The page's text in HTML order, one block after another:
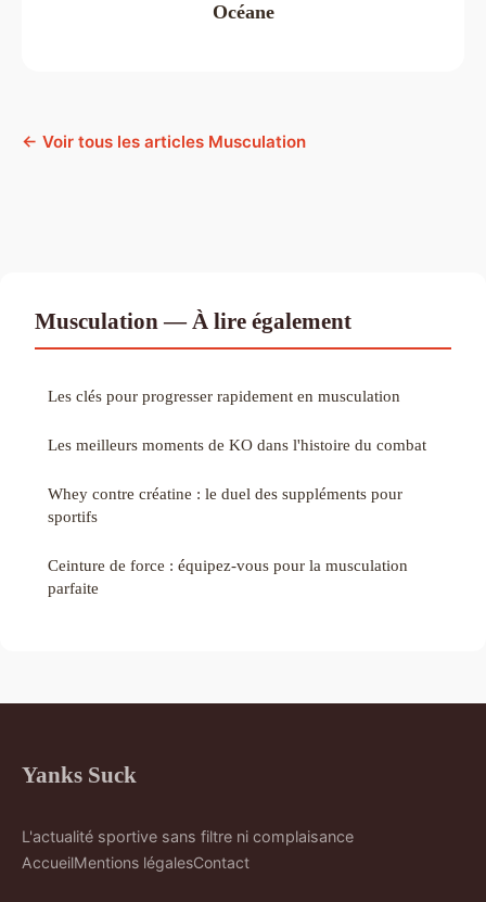
Océane
← Voir tous les articles Musculation
Musculation — À lire également
Les clés pour progresser rapidement en musculation
Les meilleurs moments de KO dans l'histoire du combat
Whey contre créatine : le duel des suppléments pour
sportifs
Ceinture de force : équipez-vous pour la musculation
parfaite
Yanks Suck
L'actualité sportive sans filtre ni complaisance
AccueilMentions légalesContact